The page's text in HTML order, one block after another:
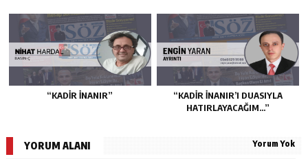
“KADIR İNANIR”
“KADIR İNANIR’I DUASIYLA
HATIRLAYACAĞIM…”
YORUM ALANI Yorum Yok